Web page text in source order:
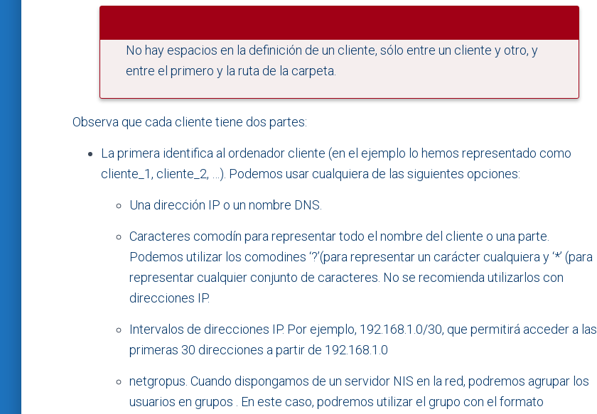
No hay espacios en la definición de un cliente, sólo entre un cliente y otro, y
entre el primero y la ruta de la carpeta.
Observa que cada cliente tiene dos partes:
La primera identifica al ordenador cliente (en el ejemplo lo hemos representado como
cliente_1, cliente_2, …). Podemos usar cualquiera de las siguientes opciones:
Una dirección IP o un nombre DNS.
Caracteres comodín para representar todo el nombre del cliente o una parte.
Podemos utilizar los comodines ‘?’(para representar un carácter cualquiera y ‘*’ (para
representar cualquier conjunto de caracteres. No se recomienda utilizarlos con
direcciones IP.
Intervalos de direcciones IP. Por ejemplo, 192.168.1.0/30, que permitirá acceder a las
primeras 30 direcciones a partir de 192.168.1.0
netgropus. Cuando dispongamos de un servidor NIS en la red, podremos agrupar los
usuarios en grupos . En este caso, podremos utilizar el grupo con el formato